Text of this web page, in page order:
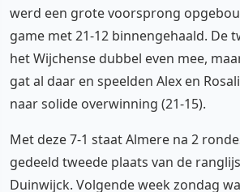
werd een grote voorsprong
game met 21-12 binnengehaald. De
het Wijchense dubbel even mee,
gat al daar en speelden Alex en
naar solide overwinning (21-15).
Met deze 7-1 staat Almere na 2
gedeeld tweede plaats van de
Duinwijck. Volgende week zondag